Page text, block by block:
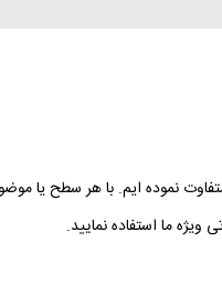
متفاوت نموده ایم. با هر سطح
ما استفاده نمایید.